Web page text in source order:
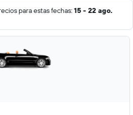
para estas fechas: 15 - 22 ago.